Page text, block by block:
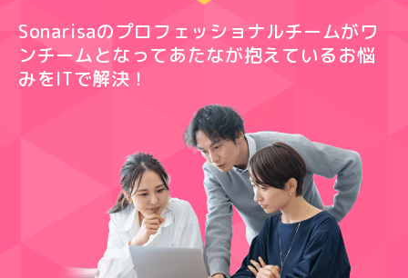
Sonarisaのプロフェッショナルチームがワ
ンチームとなってあたなが抱えているお悩
みをITで解決！